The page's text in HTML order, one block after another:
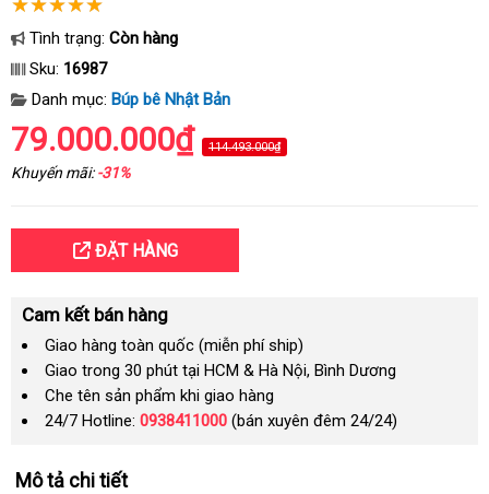
Tình trạng: Còn hàng
Sku: 16987
Danh mục: Búp bê Nhật Bản
79.000.000₫ 114.493.000₫
Khuyến mãi:-31%
ĐẶT HÀNG
Cam kết bán hàng
Giao hàng toàn quốc (miễn phí ship)
Giao trong 30 phút tại HCM & Hà Nội, Bình Dương
Che tên sản phẩm khi giao hàng
24/7 Hotline: 0938411000 (bán xuyên đêm 24/24)
Mô tả chi tiết